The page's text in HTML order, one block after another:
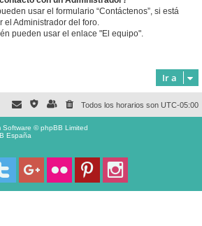
usar el formulario “Contáctenos”, si está
el Administrador del foro.
pueden usar el enlace "El equipo".
Ir a
Todos los horarios son UTC-05:00
Software © phpBB Limited
España